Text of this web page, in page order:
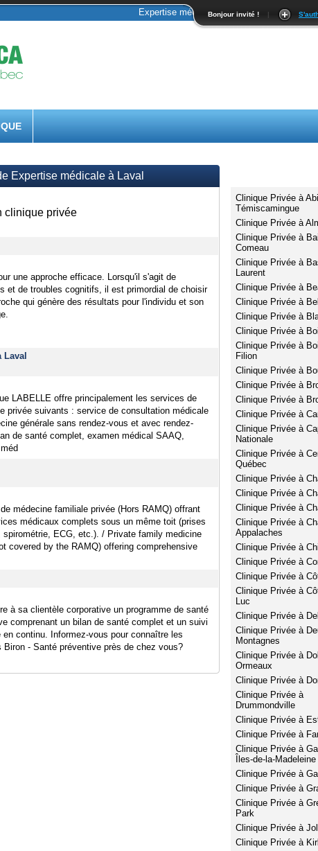
Bonjour invité ! |
Expertise médicale à Laval | Expertise
Expertise médicale à Laval
clinique privée
une approche efficace. Lorsqu'il s'agit de
et de troubles cognitifs, il est primordial de choisir
qui génère des résultats pour l'individu et son
Laval
LABELLE offre principalement les services de
privée suivants : service de consultation médicale
générale sans rendez-vous et avec rendez-
de santé complet, examen médical SAAQ,
médecine familiale privée (Hors RAMQ) offrant
médicaux complets sous un même toit (prises
spirométrie, ECG, etc.). / Private family medicine
covered by the RAMQ) offering comprehensive
à sa clientèle corporative un programme de santé
comprenant un bilan de santé complet et un suivi
en continu. Informez-vous pour connaître les
Biron - Santé préventive près de chez vous?
Clinique Privée à
Témiscamingue
Clinique Privée à
Clinique Privée à
Comeau
Clinique Privée à
Laurent
Clinique Privée à
Clinique Privée à
Clinique Privée à
Clinique Privée à
Clinique Privée à
Filion
Clinique Privée à
Clinique Privée à
Clinique Privée à
Clinique Privée à
Clinique Privée à
Nationale
Clinique Privée à
Québec
Clinique Privée à
Clinique Privée à
Clinique Privée à
Clinique Privée à
Appalaches
Clinique Privée à
Clinique Privée à
Clinique Privée à
Clinique Privée à
Luc
Clinique Privée à
Clinique Privée à
Montagnes
Clinique Privée à
Ormeaux
Clinique Privée à
Clinique Privée à
Drummondville
Clinique Privée à
Clinique Privée à
Clinique Privée à
Îles-de-la-Madeleine
Clinique Privée à
Clinique Privée à
Clinique Privée à
Park
Clinique Privée à
Clinique Privée à